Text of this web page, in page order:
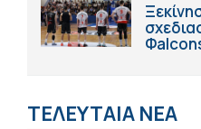
ΤΕΛΕΥΤΑΙΑ ΝΕΑ